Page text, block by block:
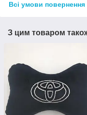
Всі умови повернення
З цим товаром